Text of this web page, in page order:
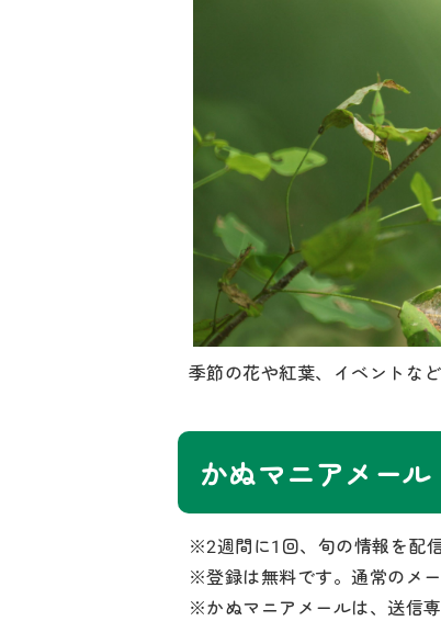
季節の花や紅葉、イベントな
かぬマニアメール
※2週間に1回、旬の情報を配信
※登録は無料です。通常のメ
※かぬマニアメールは、送信